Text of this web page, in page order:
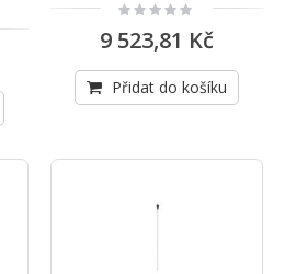
Rating:
9 523,81 Kč
Přidat do košíku